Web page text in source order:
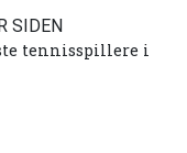
SIDEN
tennisspillere i